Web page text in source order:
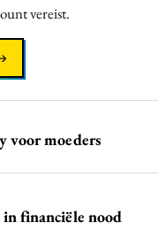
vereist.
voor moeders
financiële nood